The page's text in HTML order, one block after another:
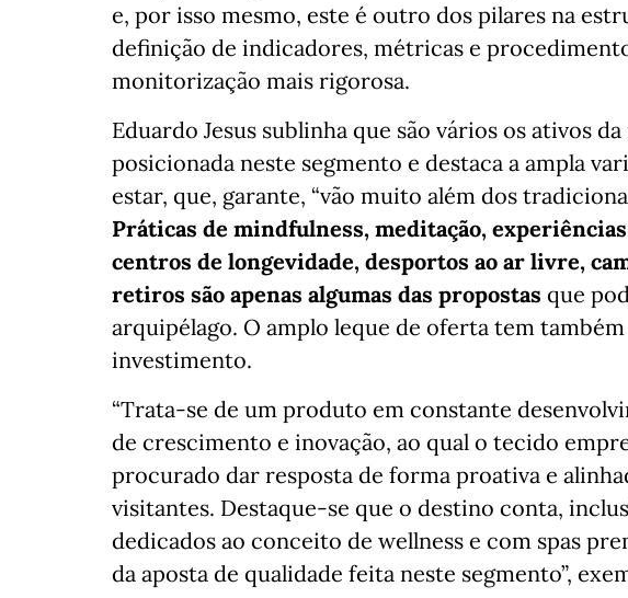
e, por isso mesmo, este é outro dos pilares na
definição de indicadores, métricas e
monitorização mais rigorosa.
Eduardo Jesus sublinha que são vários os ativos
posicionada neste segmento e destaca a ampla
estar, que, garante, “vão muito além dos
Práticas de mindfulness, meditação,
centros de longevidade, desportos ao ar livre,
retiros são apenas algumas das propostas que
arquipélago. O amplo leque de oferta tem
investimento.
“Trata-se de um produto em constante
de crescimento e inovação, ao qual o tecido
procurado dar resposta de forma proativa e
visitantes. Destaque-se que o destino conta,
dedicados ao conceito de wellness e com spas
da aposta de qualidade feita neste segmento”,